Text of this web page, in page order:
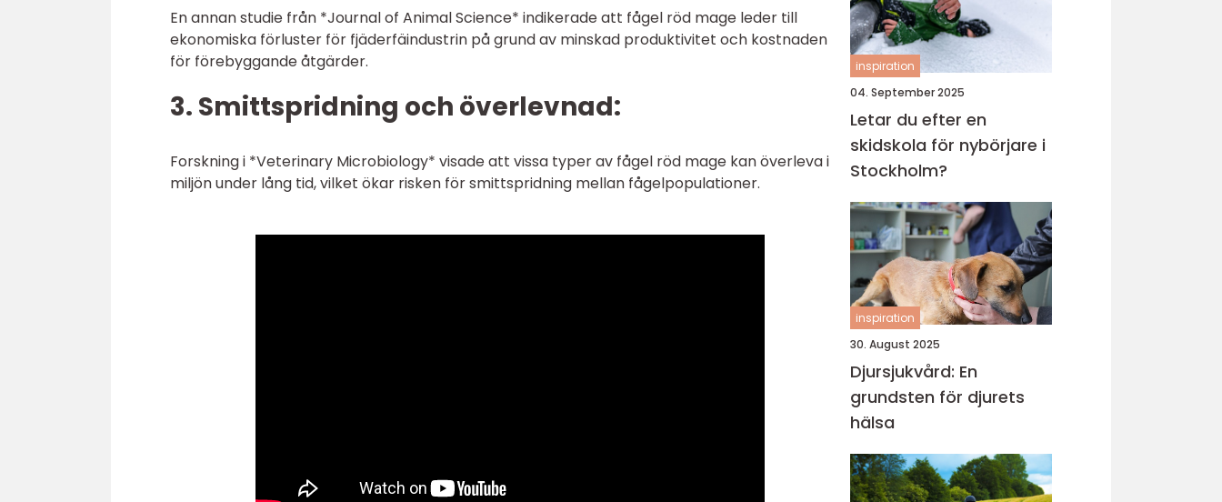
En annan studie från *Journal of Animal Science* indikerade att fågel röd mage leder till
ekonomiska förluster för fjäderfäindustrin på grund av minskad produktivitet och kostnaden
för förebyggande åtgärder.
3. Smittspridning och överlevnad:
Forskning i *Veterinary Microbiology* visade att vissa typer av fågel röd mage kan överleva i
miljön under lång tid, vilket ökar risken för smittspridning mellan fågelpopulationer.
inspiration
04. September 2025
Letar du efter en
skidskola för nybörjare i
Stockholm?
inspiration
30. August 2025
Djursjukvård: En
grundsten för djurets
hälsa